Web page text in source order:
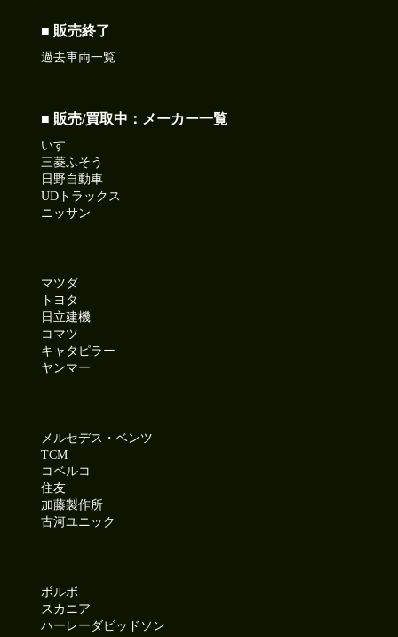
■ 販売終了
過去車両一覧
■ 販売/買取中：メーカー一覧
いすゞ
三菱ふそう
日野自動車
UDトラックス
ニッサン
マツダ
トヨタ
日立建機
コマツ
キャタピラー
ヤンマー
メルセデス・ベンツ
TCM
コベルコ
住友
加藤製作所
古河ユニック
ボルボ
スカニア
ハーレーダビッドソン